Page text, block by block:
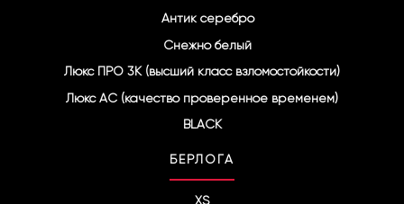
Антик серебро
Снежно белый
Люкс ПРО 3К (высший класс взломостойкости)
Люкс АС (качество проверенное временем)
BLACK
БЕРЛОГА
XS